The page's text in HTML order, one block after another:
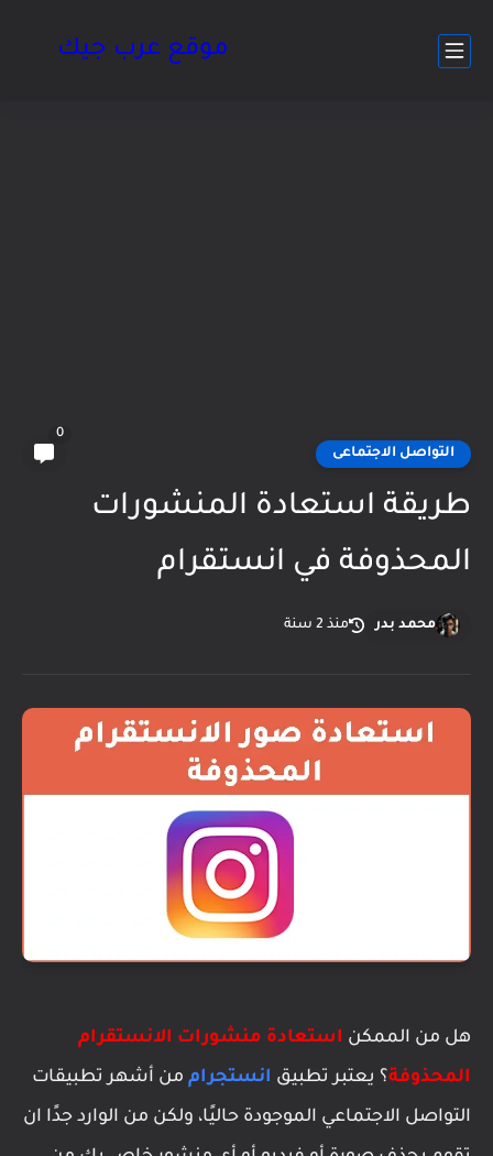
موقع عرب جيك
التواصل الاجتماعى
0
طريقة استعادة المنشورات
المحذوفة في انستقرام
محمد بدر منذ 2 سنة
هل من الممكن استعادة منشورات الانستقرام
المحذوفة؟ يعتبر تطبيق انستجرام من أشهر تطبيقات
التواصل الاجتماعي الموجودة حاليًا، ولكن من الوارد جدًا ان